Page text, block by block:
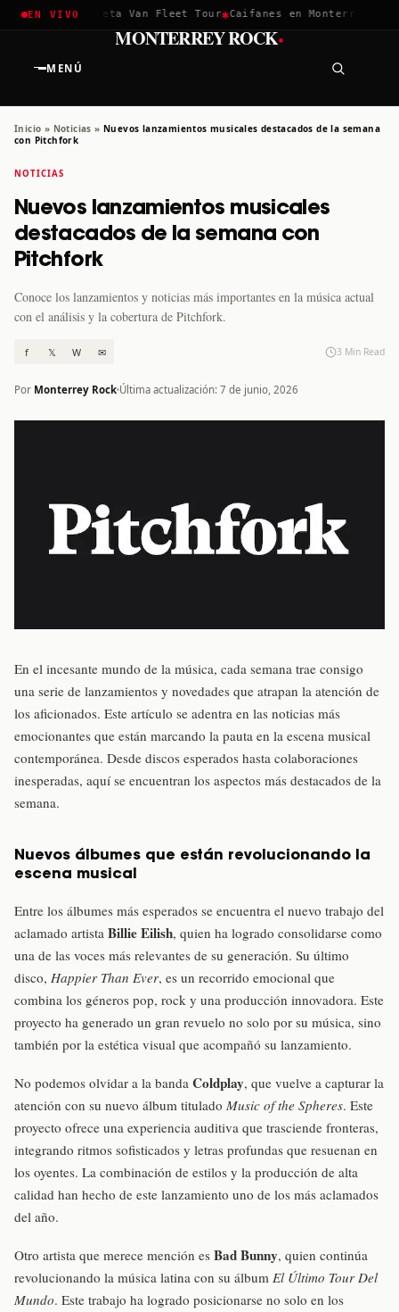
EN VIVO
2026 ✱Greta Van Fleet Tour✱Caifanes en Monterrey · 12
MENÚ
MONTERREY ROCK·
Inicio » Noticias » Nuevos lanzamientos musicales destacados de la semana
con Pitchfork
NOTICIAS
Nuevos lanzamientos musicales
destacados de la semana con
Pitchfork
Conoce los lanzamientos y noticias más importantes en la música actual
con el análisis y la cobertura de Pitchfork.
f 𝕏 W ✉ 3 Min Read
Por Monterrey Rock Última actualización: 7 de junio, 2026
En el incesante mundo de la música, cada semana trae consigo
una serie de lanzamientos y novedades que atrapan la atención de
los aficionados. Este artículo se adentra en las noticias más
emocionantes que están marcando la pauta en la escena musical
contemporánea. Desde discos esperados hasta colaboraciones
inesperadas, aquí se encuentran los aspectos más destacados de la
semana.
Nuevos álbumes que están revolucionando la
escena musical
Entre los álbumes más esperados se encuentra el nuevo trabajo del
aclamado artista Billie Eilish, quien ha logrado consolidarse como
una de las voces más relevantes de su generación. Su último
disco, Happier Than Ever, es un recorrido emocional que
combina los géneros pop, rock y una producción innovadora. Este
proyecto ha generado un gran revuelo no solo por su música, sino
también por la estética visual que acompañó su lanzamiento.
No podemos olvidar a la banda Coldplay, que vuelve a capturar la
atención con su nuevo álbum titulado Music of the Spheres. Este
proyecto ofrece una experiencia auditiva que trasciende fronteras,
integrando ritmos sofisticados y letras profundas que resuenan en
los oyentes. La combinación de estilos y la producción de alta
calidad han hecho de este lanzamiento uno de los más aclamados
del año.
Otro artista que merece mención es Bad Bunny, quien continúa
revolucionando la música latina con su álbum El Último Tour Del
Mundo. Este trabajo ha logrado posicionarse no solo en los